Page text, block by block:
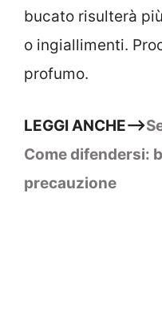
bucato risulterà
o ingiallimenti.
profumo.
LEGGI ANCHE–>
Come difendersi:
precauzione